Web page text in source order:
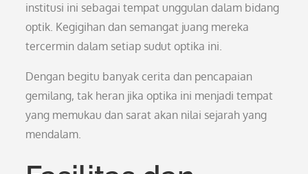
institusi ini sebagai tempat unggulan dalam bidang
optik. Kegigihan dan semangat juang mereka
tercermin dalam setiap sudut optika ini.
Dengan begitu banyak cerita dan pencapaian
gemilang, tak heran jika optika ini menjadi tempat
yang memukau dan sarat akan nilai sejarah yang
mendalam.